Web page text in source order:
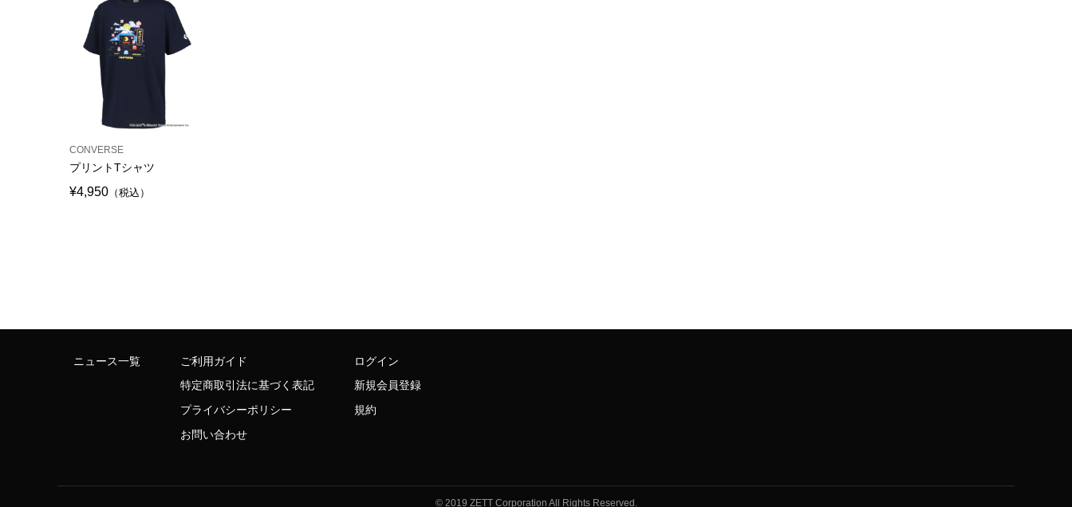
CONVERSE
プリントTシャツ
¥4,950 （税込）
ニュース一覧
ご利用ガイド
特定商取引法に基づく表記
プライバシーポリシー
お問い合わせ
ログイン
新規会員登録
規約
© 2019 ZETT Corporation All Rights Reserved.